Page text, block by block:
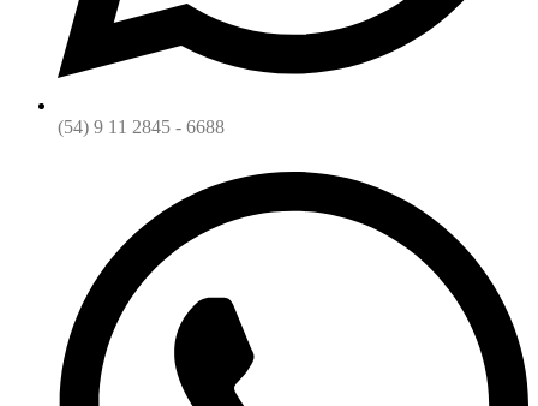
(54) 9 11 2845 - 6688